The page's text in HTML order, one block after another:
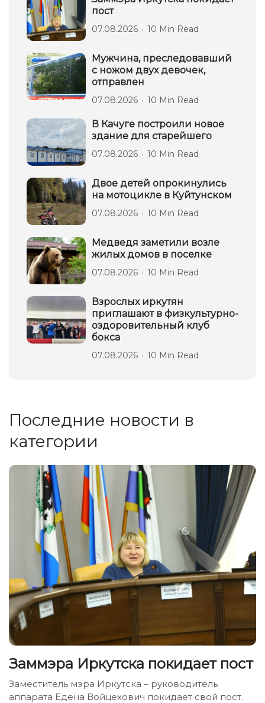
пост
07.08.2026 10 Min Read
Мужчина, преследовавший
с ножом двух девочек,
отправлен
07.08.2026 10 Min Read
В Качуге построили новое
здание для старейшего
07.08.2026 10 Min Read
Двое детей опрокинулись
на мотоцикле в Куйтунском
07.08.2026 10 Min Read
Медведя заметили возле
жилых домов в поселке
07.08.2026 10 Min Read
Взрослых иркутян
приглашают в физкультурно-
оздоровительный клуб
бокса
07.08.2026 10 Min Read
Последние новости в
категории
Заммэра Иркутска покидает пост
Заместитель мэра Иркутска – руководитель
аппарата Едена Войцехович покидает свой пост.